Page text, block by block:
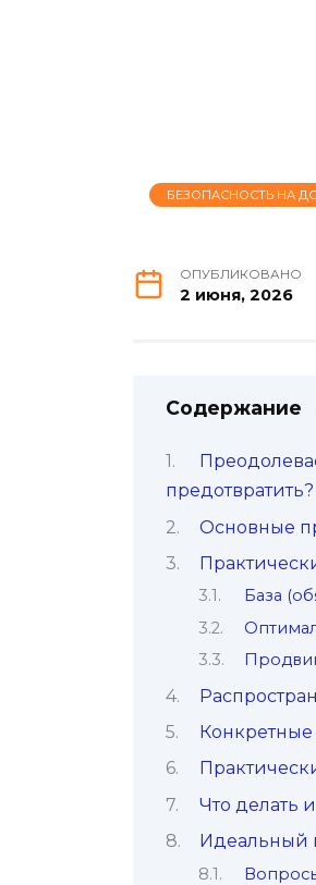
БЕЗОПАСНОСТЬ НА
ОПУБЛИКОВАНО
2 июня, 2026
Содержание
предотвратить?
Основные
База
Что делать
Идеальный